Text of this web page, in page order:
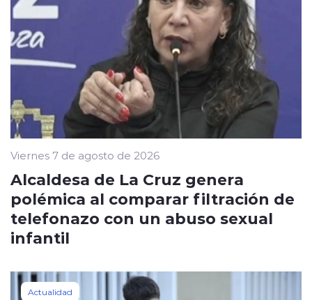
Viernes 7 de agosto de 2026
Alcaldesa de La Cruz genera
polémica al comparar filtración de
telefonazo con un abuso sexual
infantil
Actualidad